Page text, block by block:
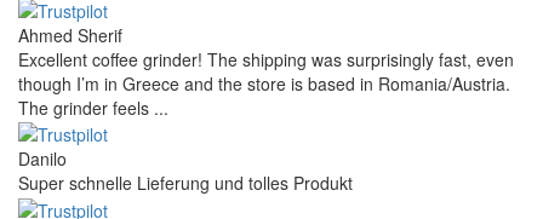
Ahmed Sherif
Excellent coffee grinder! The shipping was surprisingly fast, even
though I’m in Greece and the store is based in Romania/Austria.
The grinder feels ...
Danilo
Super schnelle Lieferung und tolles Produkt